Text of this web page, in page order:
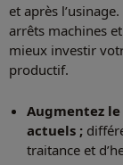
et après
arrêts machines
mieux investir
productif.
Augmentez
actuels ;
traitance et